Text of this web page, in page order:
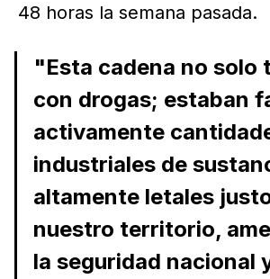
48 horas la semana pasada.
"Esta cadena no solo
con drogas; estaban
activamente
industriales de
altamente letales
nuestro territorio,
la seguridad nacional